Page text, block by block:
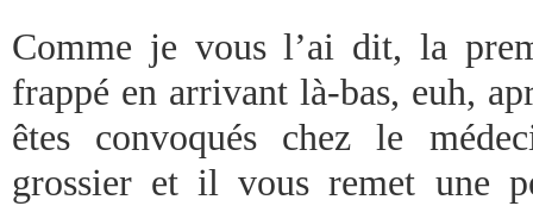
Comme je vous l’ai dit, la
frappé en arrivant là-bas, euh,
êtes convoqués chez le
grossier et il vous remet une